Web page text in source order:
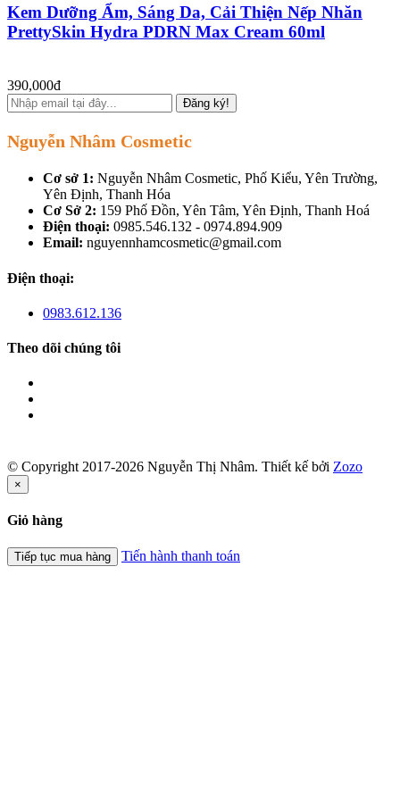
Kem Dưỡng Ẩm, Sáng Da, Cải Thiện Nếp Nhăn
PrettySkin Hydra PDRN Max Cream 60ml
390,000đ
Đăng ký!
Nguyễn Nhâm Cosmetic
Cơ sở 1: Nguyễn Nhâm Cosmetic, Phố Kiểu, Yên Trường,
Yên Định, Thanh Hóa
Cơ Sở 2: 159 Phố Đồn, Yên Tâm, Yên Định, Thanh Hoá
Điện thoại: 0985.546.132 - 0974.894.909
Email: nguyennhamcosmetic@gmail.com
Điện thoại:
0983.612.136
Theo dõi chúng tôi
© Copyright 2017-2026 Nguyễn Thị Nhâm. Thiết kế bởi Zozo
×
Giỏ hàng
Tiếp tục mua hàng Tiến hành thanh toán